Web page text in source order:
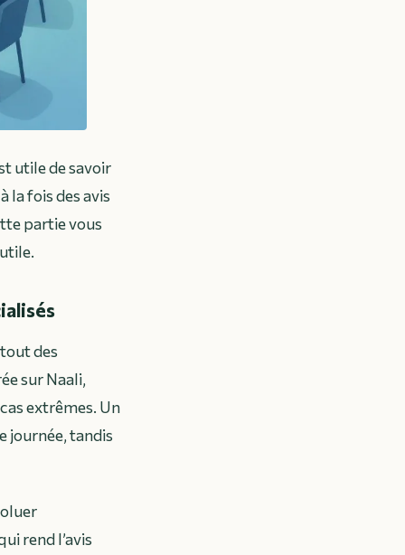
utile de savoir
la fois des avis
partie vous
des
sur Naali,
extrêmes. Un
journée, tandis
rend l’avis